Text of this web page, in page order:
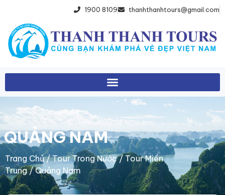
1900 8109 thanhthanhtours@gmail.com
QUẢNG NAM
Trang Chủ/Tour Trong Nước/ Tour Miền
Trung/ Quảng Nam